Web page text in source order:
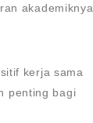
akademiknya
kerja sama
penting bagi